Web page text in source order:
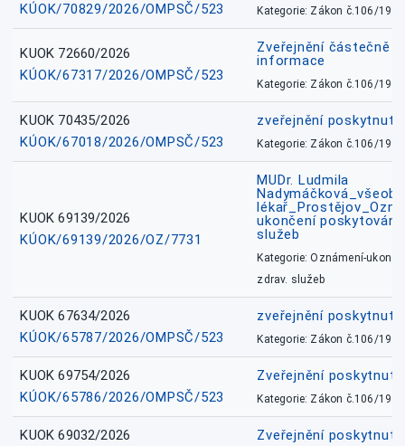
KÚOK/70829/2026/OMPSČ/523
Kategorie: Zákon č.106/1999
KUOK 72660/2026
KÚOK/67317/2026/OMPSČ/523
Zveřejnění částečně
informace
Kategorie: Zákon č.106/1999
KUOK 70435/2026
KÚOK/67018/2026/OMPSČ/523
zveřejnění
Kategorie: Zákon č.106/1999
KUOK 69139/2026
KÚOK/69139/2026/OZ/7731
MUDr. Ludmila
ukončení
služeb
Kategorie: Oznámení-
zdrav. služeb
KUOK 67634/2026
KÚOK/65787/2026/OMPSČ/523
zveřejnění
Kategorie: Zákon č.106/1999
KUOK 69754/2026
KÚOK/65786/2026/OMPSČ/523
Zveřejnění
Kategorie: Zákon č.106/1999
KUOK 69032/2026
Zveřejnění